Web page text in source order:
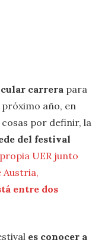
carrera para
año, en
cosas por definir, la
del festival
UER junto
Austria,
entre dos
es conocer a